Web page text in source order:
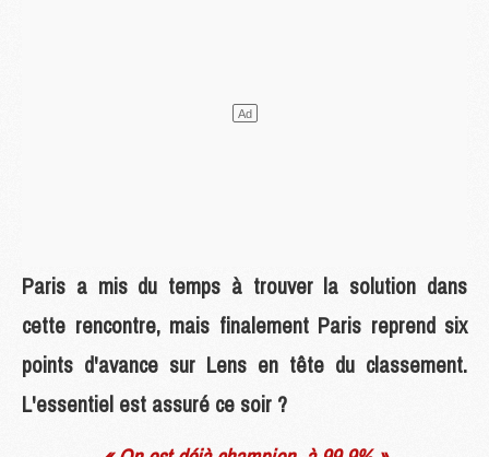
Paris a mis du temps à trouver la solution dans
cette rencontre, mais finalement Paris reprend six
points d'avance sur Lens en tête du classement.
L'essentiel est assuré ce soir ?